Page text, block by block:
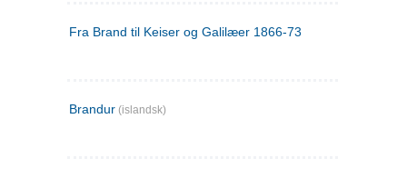
Fra Brand til Keiser og Galilæer 1866-73
Brandur (islandsk)